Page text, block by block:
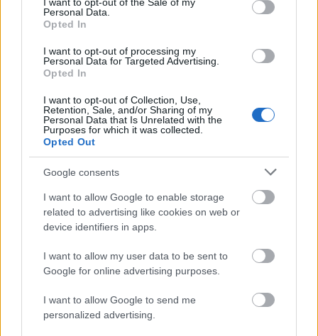
Personal Data.
Opted In
I want to opt-out of processing my
Personal Data for Targeted Advertising.
Opted In
I want to opt-out of Collection, Use,
Retention, Sale, and/or Sharing of my
Personal Data that Is Unrelated with the
Purposes for which it was collected.
Opted Out
Google consents
I want to allow Google to enable storage
related to advertising like cookies on web or
device identifiers in apps.
I want to allow my user data to be sent to
Google for online advertising purposes.
I want to allow Google to send me
personalized advertising.
Proson.gr αναλαμβάνει σε πάνω από 30.000
υποψήφιους για διορισμούς
προκηρύξεις για θέσεις στο δημόσιο
Ειδικεύεται και στις αιτήσεις για προσλήψεις και
διορισμούςεκπαιδευτικών όταν ανοίγουν οι
Πίνακες
Προσληφθείτε ως
εκπαιδευτικός με το Proson.gr - Σας
κάνουμε την αίτηση εδώ